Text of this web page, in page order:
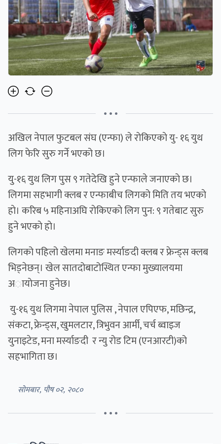
• • •
अखिल नेपाल फुटबल संघ (एन्फा) ले राेकिएकाे यु- १६ युथ
लिग फेरि सुरु गर्ने भएको छ।
यु-१६ युथ लिग पुस ९ गतेदेखि हुने एन्फाले जनाएकाे छ।
लिगमा सहभागी क्लब र एन्फाबीच लिगको मिति तय भएकाे
हाे। करिब ५ महिनाअघि राेकिएकाे लिग पुन: ९ गतेबाट सुरु
हुने भएकाे हाे।
लिगको पहिलो खेलमा मनाङ मर्स्याङदी क्लब र फ्रेन्ड्स क्लब
भिड्नेछन्। खेल सातदोबाटोस्थित एन्फा मुख्यालयमा
अायाेजना हुनेछ।
यु-१६ युथ लिगमा नेपाल पुलिस , नेपाल एपिएफ, मछिन्द्र,
संकटा, फ्रेन्ड्स, खुमलटार, त्रिभुवन आर्मी, चर्च ब्वाइज
युनाइटेड, मना मर्स्याङदी र न्यु रोड टिम (एनआरटी)को
सहभागिता छ।
सोमबार, पौष ०२, २०८०
• • •